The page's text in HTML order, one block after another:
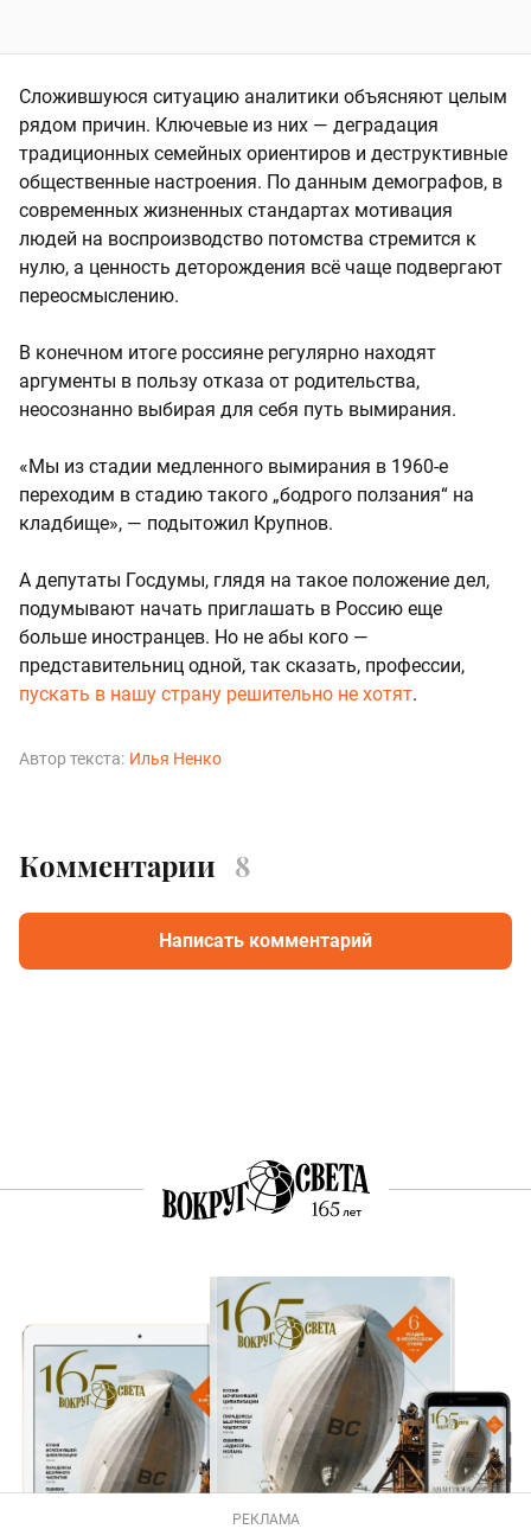
Сложившуюся ситуацию аналитики объясняют целым
рядом причин. Ключевые из них — деградация
традиционных семейных ориентиров и деструктивные
общественные настроения. По данным демографов, в
современных жизненных стандартах мотивация
людей на воспроизводство потомства стремится к
нулю, а ценность деторождения всё чаще подвергают
переосмыслению.
В конечном итоге россияне регулярно находят
аргументы в пользу отказа от родительства,
неосознанно выбирая для себя путь вымирания.
«Мы из стадии медленного вымирания в 1960-е
переходим в стадию такого „бодрого ползания“ на
кладбище», — подытожил Крупнов.
А депутаты Госдумы, глядя на такое положение дел,
подумывают начать приглашать в Россию еще
больше иностранцев. Но не абы кого —
представительниц одной, так сказать, профессии,
пускать в нашу страну решительно не хотят.
Автор текста: Илья Ненко
Комментарии 8
Написать комментарий
РЕКЛАМА